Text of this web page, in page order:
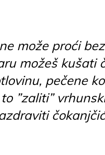
može proći
možeš kušati
pečene
”zaliti”